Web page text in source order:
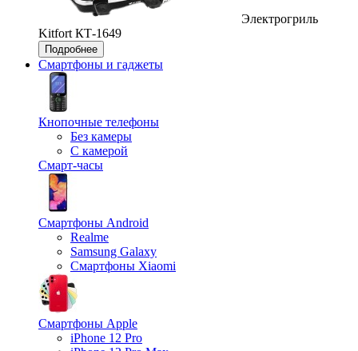
Электрогриль
Kitfort КТ-1649
Подробнее
Смартфоны и гаджеты
Кнопочные телефоны
Без камеры
С камерой
Смарт-часы
Смартфоны Android
Realme
Samsung Galaxy
Смартфоны Xiaomi
Смартфоны Apple
iPhone 12 Pro